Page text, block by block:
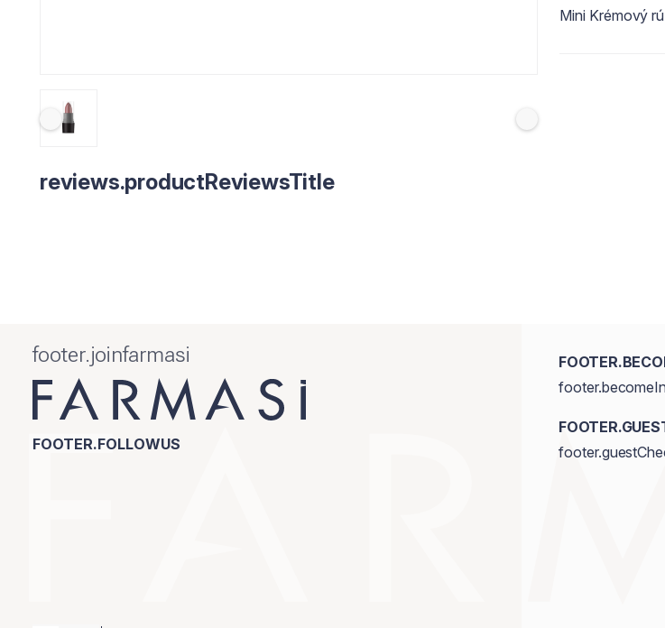
Mini Krémový
reviews.productReviewsTitle
footer.joinfarmasi
FOOTER.FOLLOWUS